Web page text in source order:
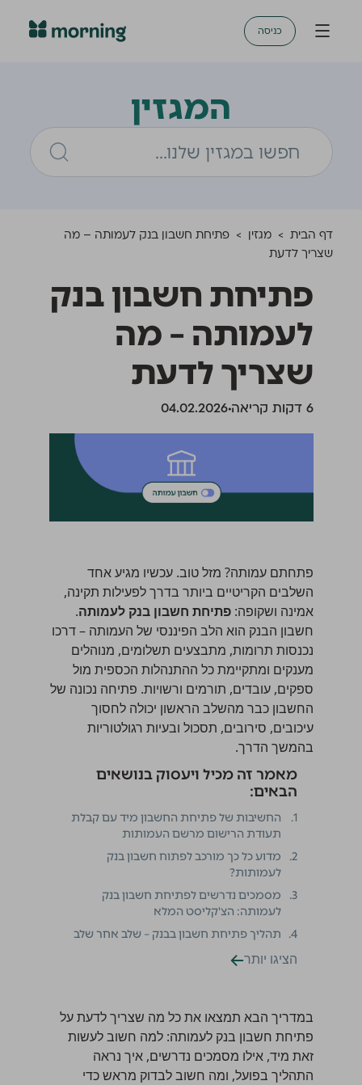
כניסה
המגזין
דף הבית > מגזין > פתיחת חשבון בנק לעמותה – מה
שצריך לדעת
פתיחת חשבון בנק
לעמותה – מה
שצריך לדעת
‫6 דקות קריאה 04.02.2026
פתחתם עמותה? מזל טוב. עכשיו מגיע אחד
השלבים הקריטיים ביותר בדרך לפעילות תקינה,
אמינה ושקופה:פתיחת חשבון בנק לעמותה.
חשבון הבנק הוא הלב הפיננסי של העמותה – דרכו
נכנסות תרומות, מתבצעים תשלומים, מנוהלים
מענקים ומתקיימת כל ההתנהלות הכספית מול
ספקים, עובדים, תורמים ורשויות. פתיחה נכונה של
החשבון כבר מהשלב הראשון יכולה לחסוך
עיכובים, סירובים, תסכול ובעיות רגולטוריות
בהמשך הדרך.
מאמר זה מכיל ויעסוק בנושאים
הבאים:
1.
החשיבות של פתיחת החשבון מיד עם קבלת
תעודת הרישום מרשם העמותות
2.
מדוע כל כך מורכב לפתוח חשבון בנק
לעמותות?
3.
מסמכים נדרשים לפתיחת חשבון בנק
לעמותה: הצ'קליסט המלא
4.
תהליך פתיחת חשבון בבנק – שלב אחר שלב
הציגו יותר
במדריך הבא תמצאו את כל מה שצריך לדעת על
פתיחת חשבון בנק לעמותה: למה חשוב לעשות
זאת מיד, אילו מסמכים נדרשים, איך נראה
התהליך בפועל, ומה חשוב לבדוק מראש כדי